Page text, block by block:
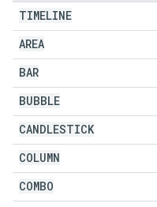
TIMELINE
AREA
BAR
BUBBLE
CANDLESTICK
COLUMN
COMBO